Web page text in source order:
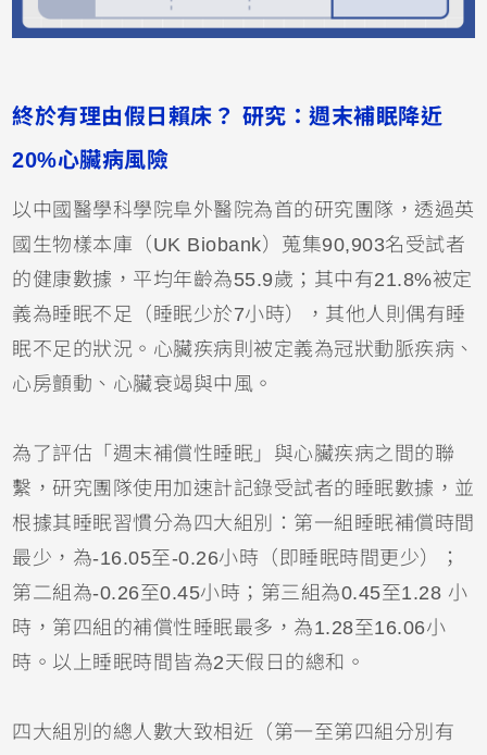
終於有理由假日賴床？ 研究：週末補眠降近
20%心臟病風險
以中國醫學科學院阜外醫院為首的研究團隊，透過英
國生物樣本庫（UK Biobank）蒐集90,903名受試者
的健康數據，平均年齡為55.9歲；其中有21.8%被定
義為睡眠不足（睡眠少於7小時），其他人則偶有睡
眠不足的狀況。心臟疾病則被定義為冠狀動脈疾病、
心房顫動、心臟衰竭與中風。
為了評估「週末補償性睡眠」與心臟疾病之間的聯
繫，研究團隊使用加速計記錄受試者的睡眠數據，並
根據其睡眠習慣分為四大組別：第一組睡眠補償時間
最少，為-16.05至-0.26小時（即睡眠時間更少）；
第二組為-0.26至0.45小時；第三組為0.45至1.28 小
時，第四組的補償性睡眠最多，為1.28至16.06小
時。以上睡眠時間皆為2天假日的總和。
四大組別的總人數大致相近（第一至第四組分別有